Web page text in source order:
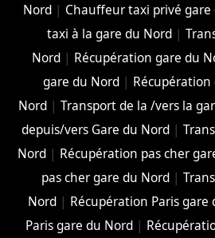
Nord | Chauffeur taxi privé gare
taxi à la gare du Nord|
Nord| Récupération gare du
gare du Nord| Récupération
Nord| Transport de la /vers la
depuis/vers Gare du Nord|
Nord | Récupération pas cher
pas cher gare du Nord |
Nord | Récupération Paris gare
Paris gare du Nord|